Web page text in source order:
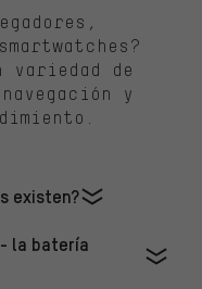
variedad de
y
existen?
la batería